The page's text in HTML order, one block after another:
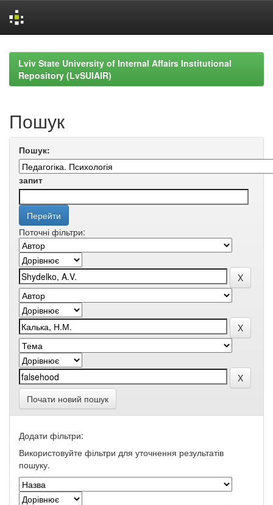
navigationLviv State University of Internal Affairs Institutional
Repository (LvSUIAIR)
Пошук
Пошук:
запит
Поточні фільтри:
Почати новий пошук
Додати фільтри:
Використовуйте фільтри для уточнення результатів
пошуку.